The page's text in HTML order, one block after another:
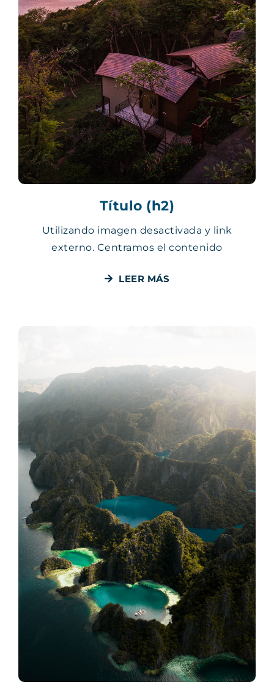
Título (h2)
Utilizando imagen desactivada y link
externo. Centramos el contenido
LEER MÁS